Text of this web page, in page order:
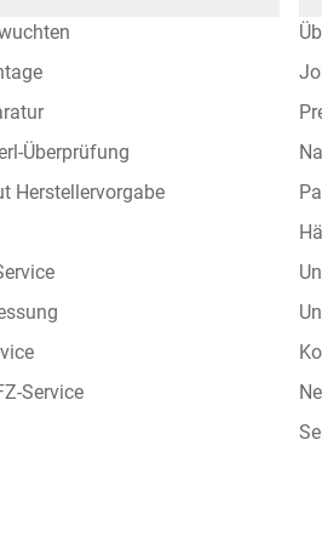
Überprüfung
Herstellervorgabe
Service